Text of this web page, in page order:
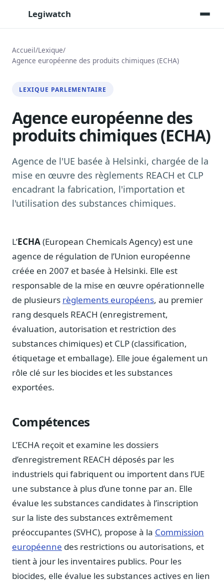
Legiwatch
Toutes les séances AN/Sénat transcrites
Synthèses IA
Résumés automatiques des dossiers longs
Veille des matinales radio
9 interviews politiques, analysées avant 10 h
Alertes personnalisées
Par dossier, personne, mot-clé
Fiches parlementaires
Parcours, mandats, prises de position
Registre HATVP
Cartographier l'influence sur un dossier
Affaires publiques
Affaires réglementaires
Parlementaires
Journalistes
Chercheurs
Suivi par secteur
11 secteurs : énergie, santé, finance, numérique…
Cas d'usage concrets
Six cas pour gagner du temps
Accueil/Lexique/
Agence européenne des produits chimiques (ECHA)
LEXIQUE PARLEMENTAIRE
Agence européenne des
produits chimiques (ECHA)
Agence de l'UE basée à Helsinki, chargée de la
mise en œuvre des règlements REACH et CLP
encadrant la fabrication, l'importation et
l'utilisation des substances chimiques.
L’ECHA(European Chemicals Agency) est une
agence de régulation de l’Union européenne
créée en 2007 et basée à Helsinki. Elle est
responsable de la mise en œuvre opérationnelle
de plusieurs règlements européens, au premier
rang desquels REACH (enregistrement,
évaluation, autorisation et restriction des
substances chimiques) et CLP (classification,
étiquetage et emballage). Elle joue également un
rôle clé sur les biocides et les substances
exportées.
Compétences
L’ECHA reçoit et examine les dossiers
d’enregistrement REACH déposés par les
industriels qui fabriquent ou importent dans l’UE
une substance à plus d’une tonne par an. Elle
évalue les substances candidates à l’inscription
sur la liste des substances extrêmement
préoccupantes (SVHC), propose à la Commission
européenne des restrictions ou autorisations, et
tient à jour les inventaires publics. Pour les
biocides, elle évalue les substances actives en lien